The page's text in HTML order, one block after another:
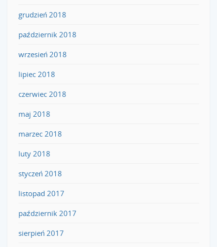
grudzień 2018
październik 2018
wrzesień 2018
lipiec 2018
czerwiec 2018
maj 2018
marzec 2018
luty 2018
styczeń 2018
listopad 2017
październik 2017
sierpień 2017